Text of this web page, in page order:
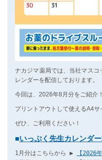
ナカジマ薬局では、当社マスコ
レンダーを配信しております。
今回は、2026年8月分をご紹介！
プリントアウトして使えるA4サ
ぜひ、ご利用ください！
■いっぷく先生カレンダー
1月分はこちらから ▶
【2026